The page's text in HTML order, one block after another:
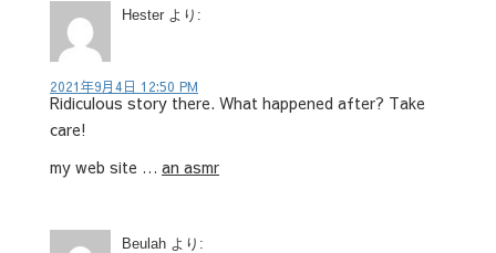
Hester より:
2021年9月4日 12:50 PM
Ridiculous story there. What happened after? Take
care!
my web site … an asmr
Beulah より: